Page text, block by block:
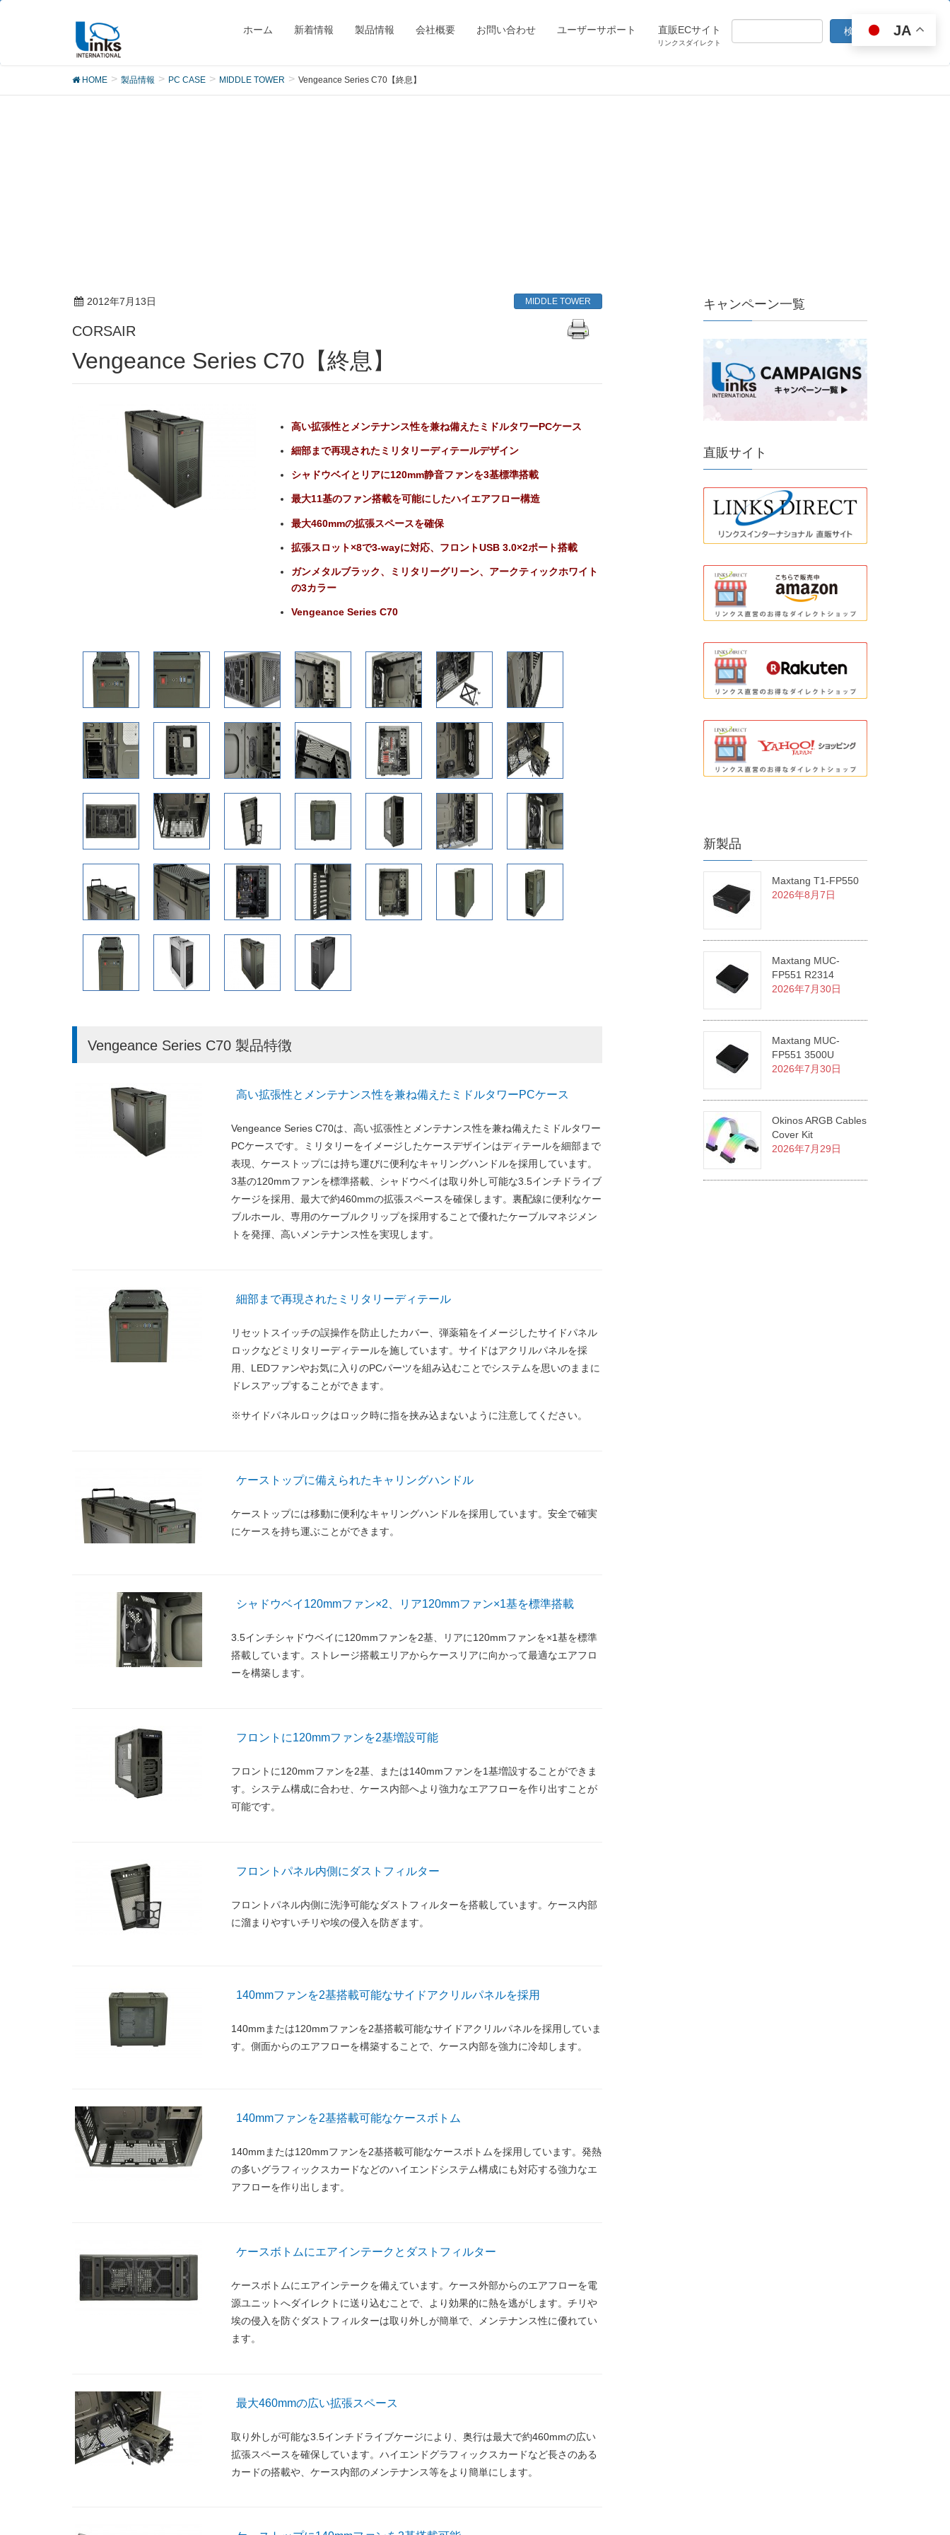
ホーム 新着情報 製品情報 会社概要 お問い合わせ ユーザーサポート 直販ECサイト
リンクスダイレクト
製品
HOME 製品情報 PC CASE MIDDLE TOWER Vengeance Series C70【終息】
2012年7月13日 MIDDLE TOWER
CORSAIR
Vengeance Series C70【終息】
高い拡張性とメンテナンス性を兼ね備えたミドルタワーPCケース
細部まで再現されたミリタリーディテールデザイン
シャドウベイとリアに120mm静音ファンを3基標準搭載
最大11基のファン搭載を可能にしたハイエアフロー構造
最大460mmの拡張スペースを確保
拡張スロット×8で3-wayに対応、フロントUSB 3.0×2ポート搭載
ガンメタルブラック、ミリタリーグリーン、アークティックホワイト
の3カラー
Vengeance Series C70
Vengeance Series C70 製品特徴
高い拡張性とメンテナンス性を兼ね備えたミドルタワーPCケース
Vengeance Series C70は、高い拡張性とメンテナンス性を兼ね備えたミドルタワー
PCケースです。ミリタリーをイメージしたケースデザインはディテールを細部まで
表現、ケーストップには持ち運びに便利なキャリングハンドルを採用しています。
3基の120mmファンを標準搭載、シャドウベイは取り外し可能な3.5インチドライブ
ケージを採用、最大で約460mmの拡張スペースを確保します。裏配線に便利なケー
ブルホール、専用のケーブルクリップを採用することで優れたケーブルマネジメン
トを発揮、高いメンテナンス性を実現します。
細部まで再現されたミリタリーディテール
リセットスイッチの誤操作を防止したカバー、弾薬箱をイメージしたサイドパネル
ロックなどミリタリーディテールを施しています。サイドはアクリルパネルを採
用、LEDファンやお気に入りのPCパーツを組み込むことでシステムを思いのままに
ドレスアップすることができます。
※サイドパネルロックはロック時に指を挟み込まないように注意してください。
ケーストップに備えられたキャリングハンドル
ケーストップには移動に便利なキャリングハンドルを採用しています。安全で確実
にケースを持ち運ぶことができます。
シャドウベイ120mmファン×2、リア120mmファン×1基を標準搭載
3.5インチシャドウベイに120mmファンを2基、リアに120mmファンを×1基を標準
搭載しています。ストレージ搭載エリアからケースリアに向かって最適なエアフロ
ーを構築します。
フロントに120mmファンを2基増設可能
フロントに120mmファンを2基、または140mmファンを1基増設することができま
す。システム構成に合わせ、ケース内部へより強力なエアフローを作り出すことが
可能です。
フロントパネル内側にダストフィルター
フロントパネル内側に洗浄可能なダストフィルターを搭載しています。ケース内部
に溜まりやすいチリや埃の侵入を防ぎます。
140mmファンを2基搭載可能なサイドアクリルパネルを採用
140mmまたは120mmファンを2基搭載可能なサイドアクリルパネルを採用していま
す。側面からのエアフローを構築することで、ケース内部を強力に冷却します。
140mmファンを2基搭載可能なケースボトム
140mmまたは120mmファンを2基搭載可能なケースボトムを採用しています。発熱
の多いグラフィックスカードなどのハイエンドシステム構成にも対応する強力なエ
アフローを作り出します。
ケースボトムにエアインテークとダストフィルター
ケースボトムにエアインテークを備えています。ケース外部からのエアフローを電
源ユニットへダイレクトに送り込むことで、より効果的に熱を逃がします。チリや
埃の侵入を防ぐダストフィルターは取り外しが簡単で、メンテナンス性に優れてい
ます。
最大460mmの広い拡張スペース
取り外しが可能な3.5インチドライブケージにより、奥行は最大で約460mmの広い
拡張スペースを確保しています。ハイエンドグラフィックスカードなど長さのある
カードの搭載や、ケース内部のメンテナンス等をより簡単にします。
キャンペーン一覧
直販サイト
新製品
Maxtang T1-FP550
2026年8月7日
Maxtang MUC-
FP551 R2314
2026年7月30日
Maxtang MUC-
FP551 3500U
2026年7月30日
Okinos ARGB Cables
Cover Kit
2026年7月29日
JA